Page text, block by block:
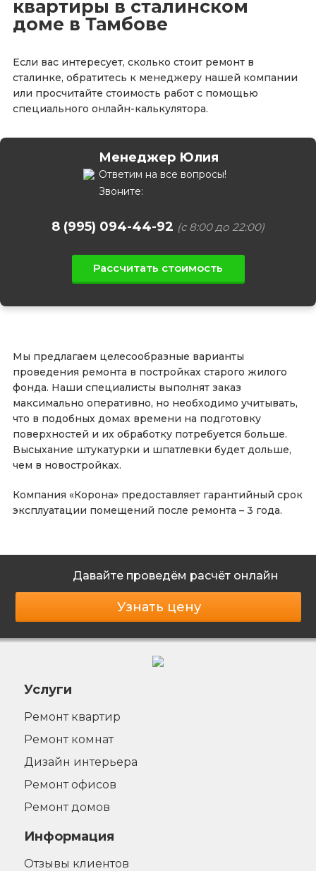
УНИКАЛЬНЫМИ УСЛОВИЯМИ.
квартиры в сталинском
доме в Тамбове
Если вас интересует, сколько стоит ремонт в
сталинке, обратитесь к менеджеру нашей компании
или просчитайте стоимость работ с помощью
специального онлайн-калькулятора.
Менеджер Юлия
Ответим на все вопросы!
Звоните:
8 (995) 094-44-92 (с 8:00 до 22:00)
Рассчитать стоимость
Мы предлагаем целесообразные варианты
проведения ремонта в постройках старого жилого
фонда. Наши специалисты выполнят заказ
максимально оперативно, но необходимо учитывать,
что в подобных домах времени на подготовку
поверхностей и их обработку потребуется больше.
Высыхание штукатурки и шпатлевки будет дольше,
чем в новостройках.
Компания «Корона» предоставляет гарантийный срок
эксплуатации помещений после ремонта – 3 года.
Давайте проведём расчёт онлайн
Узнать цену
Услуги
Ремонт квартир
Ремонт комнат
Дизайн интерьера
Ремонт офисов
Ремонт домов
Информация
Отзывы клиентов